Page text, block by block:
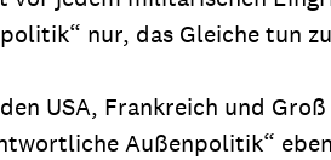
nur, das Gleiche tun
USA, Frankreich und
Außenpolitik“